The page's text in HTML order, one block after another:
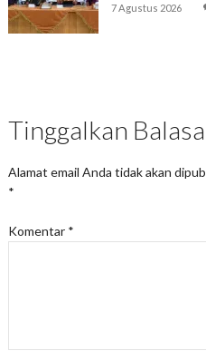
7 Agustus 2026
Tinggalkan
Alamat email Anda tidak akan
*
Komentar *